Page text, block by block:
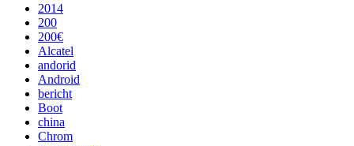
2014
200
200€
Alcatel
andorid
Android
bericht
Boot
china
Chrom